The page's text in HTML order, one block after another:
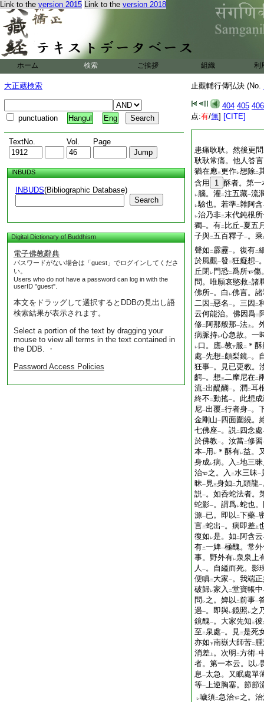
Link to the version 2015 Link to the version 2018
ホーム 検索 ご挨拶 組織 利
大正蔵検索
punctuation Hangul Eng
TextNo. Vol. Page
INBUDS
INBUDS(Bibliographic Database)
Search
Digital Dictionary of Buddhism
電子佛教辭典
パスワードがない場合は「guest」でログインしてくださ
い。
Users who do not have a password can log in with the
userID "guest".
本文をドラッグして選択するとDDBの見出し語
検索結果が表示されます。
Select a portion of the text by dragging your
mouse to view all terms in the text contained in
the DDB. ・
Password Access Policies
止觀輔行傳弘決 (No.
404 405 406
点:有/無] [CITE]
患痛耿耿。然後更問
耿耿常痛。他人答
猶在應三更作レ想除二
含用
1 酥者。第一
レ腦。灌二注五藏一流
レ驗也。若準二雜阿含
レ治乃非二末代鈍根所
獨一。有二 比丘一夏五
子與二五百釋子一。乘
聲如 二 霹靂一。復有二
於風觀一發 二狂癡想一
丘閉 レ 門恐二爲所
傷
問。唯願哀愍救二諸
佛所一。白 レ佛言。
二因 二惡名 一。三因 二
云何能治。佛因爲二
修二 阿那般那一法 上 。
病脈持レ心急故。一
レ口。應レ教下服 二
＊
處一先想 二 頗梨鏡一。
狂事一。見已更教。
齶一。想三二摩尼在二
流二出醍醐一。潤 二耳
終不 二動搖一。此想
尼一出覆二行者身一。
金剛山一四面圍繞。
七佛座一。説二 四念處
於佛教一。汝當二修習
本一用 レ ＊酥有レ益。
身成レ病。入 二地三
治
之。入 二水三昧一
昧一 見三身如 二 九頭龍一
説一。如呑蛇法者。
蛇影一。謂爲レ蛇也
源一已。即以 二下藥一
言二蛇出 一。病即差 上
復如 レ是。如 二 阿含云
有二一婢一極醜。常
事。野外有レ泉泉上
人 一。自縊而死。影
便瞋二 大家一。我端
破歸レ家入 二堂寶帳中
問 レ之。婢以 二前事一
遇一。即與レ鏡照 レ之
鏡醜一。大家先知三
至 二 泉處一。見二是死
亦如下南嶽大師苦二
消差 上 。次明 二方術一
者。第一本云。以 レ
息一太急。又眠處單
等一上逆胸塞。節節
レ噦須二急治
之。